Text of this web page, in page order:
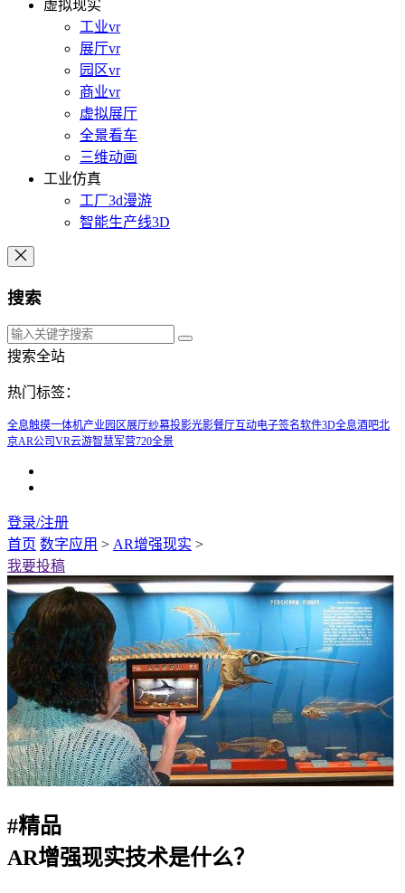
虚拟现实
工业vr
展厅vr
园区vr
商业vr
虚拟展厅
全景看车
三维动画
工业仿真
工厂3d漫游
智能生产线3D
搜索
搜索全站
热门标签：
全息触摸一体机产业园区展厅纱幕投影光影餐厅互动电子签名软件3D全息酒吧北
京AR公司 VR云游智慧军营720全景
登录/注册
首页 数字应用 > AR增强现实 >
我要投稿
#精品
AR增强现实技术是什么？